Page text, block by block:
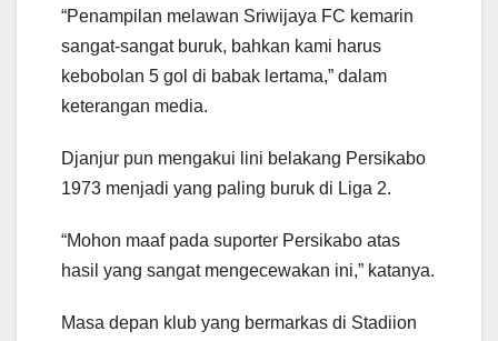
“Penampilan melawan Sriwijaya FC kemarin
sangat-sangat buruk, bahkan kami harus
kebobolan 5 gol di babak lertama,” dalam
keterangan media.
Djanjur pun mengakui lini belakang Persikabo
1973 menjadi yang paling buruk di Liga 2.
“Mohon maaf pada suporter Persikabo atas
hasil yang sangat mengecewakan ini,” katanya.
Masa depan klub yang bermarkas di Stadiion